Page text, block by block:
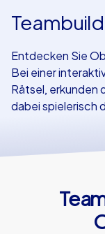
Entdecken Sie
Bei einer
Rätsel, erkunden
dabei spielerisch